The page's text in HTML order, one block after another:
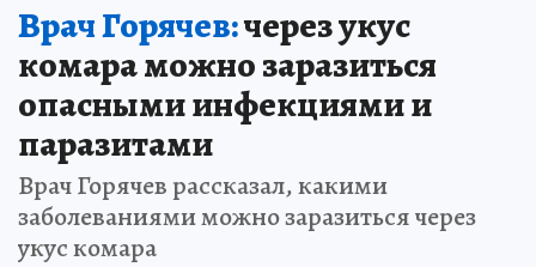
Врач Горячев:через укус
комара можно заразиться
опасными инфекциями и
паразитами
Врач Горячев рассказал, какими
заболеваниями можно заразиться через
укус комара